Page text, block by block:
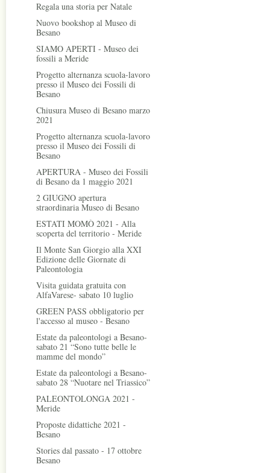
Regala una storia per Natale
Nuovo bookshop al Museo di
Besano
SIAMO APERTI - Museo dei
fossili a Meride
Progetto alternanza scuola-lavoro
presso il Museo dei Fossili di
Besano
Chiusura Museo di Besano marzo
2021
Progetto alternanza scuola-lavoro
presso il Museo dei Fossili di
Besano
APERTURA - Museo dei Fossili
di Besano da 1 maggio 2021
2 GIUGNO apertura
straordinaria Museo di Besano
ESTATI MOMÒ 2021 - Alla
scoperta del territorio - Meride
Il Monte San Giorgio alla XXI
Edizione delle Giornate di
Paleontologia
Visita guidata gratuita con
AlfaVarese- sabato 10 luglio
GREEN PASS obbligatorio per
l'accesso al museo - Besano
Estate da paleontologi a Besano-
sabato 21 “Sono tutte belle le
mamme del mondo”
Estate da paleontologi a Besano-
sabato 28 “Nuotare nel Triassico”
PALEONTOLONGA 2021 -
Meride
Proposte didattiche 2021 -
Besano
Stories dal passato - 17 ottobre
Besano